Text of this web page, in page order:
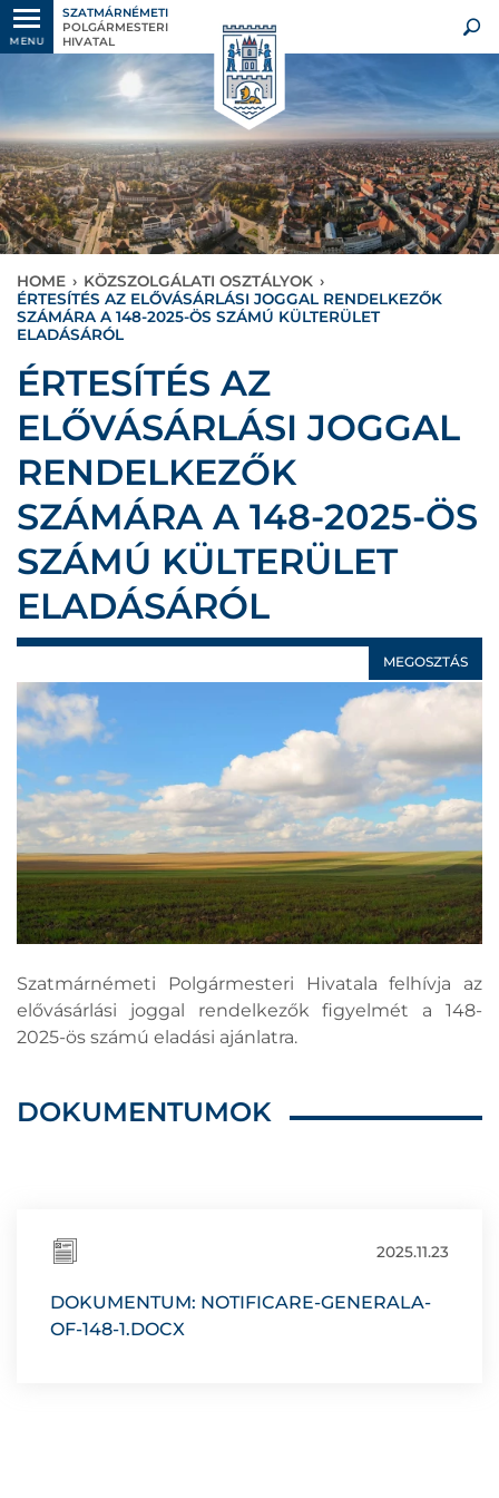
MENU
SZATMÁRNÉMETI
POLGÁRMESTERI
HIVATAL
HOME › KÖZSZOLGÁLATI OSZTÁLYOK ›
ÉRTESÍTÉS AZ ELŐVÁSÁRLÁSI JOGGAL RENDELKEZŐK
SZÁMÁRA A 148-2025-ÖS SZÁMÚ KÜLTERÜLET
ELADÁSÁRÓL
ÉRTESÍTÉS AZ
ELŐVÁSÁRLÁSI JOGGAL
RENDELKEZŐK
SZÁMÁRA A 148-2025-ÖS
SZÁMÚ KÜLTERÜLET
ELADÁSÁRÓL
MEGOSZTÁS
Szatmárnémeti Polgármesteri Hivatala felhívja az
elővásárlási joggal rendelkezők figyelmét a 148-
2025-ös számú eladási ajánlatra.
DOKUMENTUMOK
2025.11.23
DOKUMENTUM: NOTIFICARE-GENERALA-
OF-148-1.DOCX